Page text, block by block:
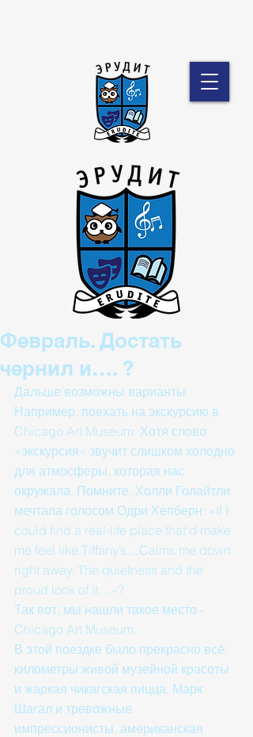
Февраль. Достать
чернил и…. ?
Дальше возможны варианты.
Например, поехать на экскурсию в
Chicago Art Museum. Хотя слово
«экскурсия» звучит слишком холодно
для атмосферы, которая нас
окружала. Помните, Холли Голайтли
мечтала голосом Одри Хепберн: «If I
could find a real-life place that’d make
me feel like Tiffany’s…Calms me down
right away. The quietness and the
proud look of it…»?
Так вот, мы нашли такое место -
Chicago Art Museum.
В этой поездке было прекрасно всё:
километры живой музейной красоты
и жаркая чикагская пицца, Марк
Шагал и тревожные
импрессионисты, американская